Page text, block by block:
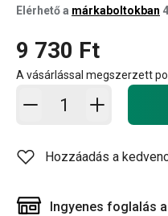
Elérhető a márkaboltokban
9 730 Ft
A vásárlással megszerzett
Kosárba - mennyiség
Hozzáadás a
Ingyenes foglalás